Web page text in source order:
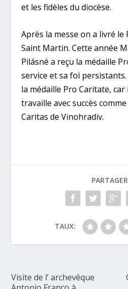
et les fidèles du diocèse.
Après la messe on a livré le
Saint Martin. Cette année
Pilásné a reçu la médaille
service et sa foi
la médaille Pro Caritate, car
travaille avec succès
Caritas de Vinohradiv.
TAUX:
Visite de l’ archevêque